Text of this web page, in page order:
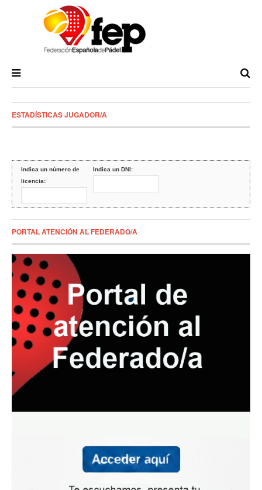
ESTADÍSTICAS JUGADOR/A
Indica un número de
licencia:
Indica un DNI:
PORTAL ATENCIÓN AL FEDERADO/A